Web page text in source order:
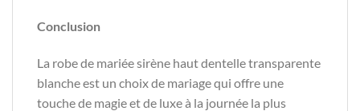
Conclusion
La robe de mariée sirène haut dentelle transparente
blanche est un choix de mariage qui offre une
touche de magie et de luxe à la journée la plus